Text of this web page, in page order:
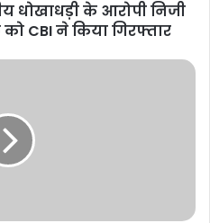
धोखाधड़ी के आरोपी निजी
CBI ने किया गिरफ्तार